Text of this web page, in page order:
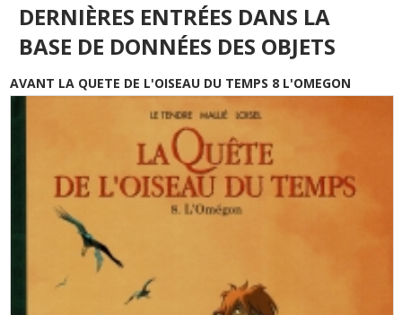
DERNIÈRES ENTRÉES DANS LA
BASE DE DONNÉES DES OBJETS
AVANT LA QUETE DE L'OISEAU DU TEMPS 8 L'OMEGON